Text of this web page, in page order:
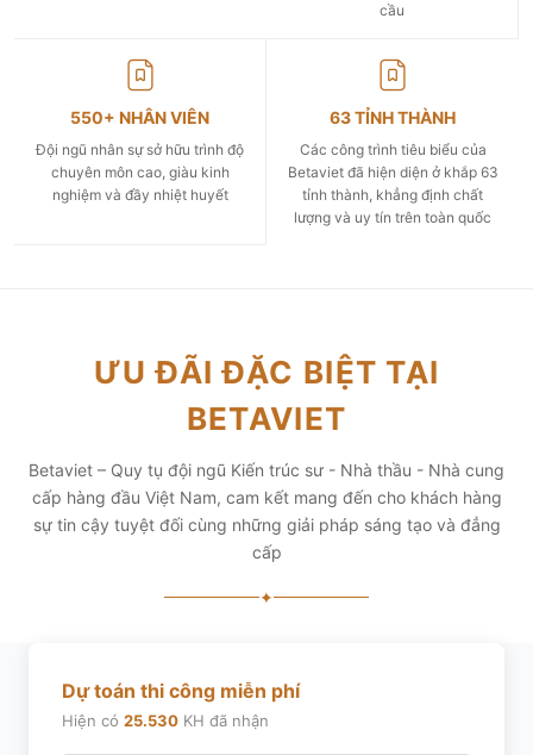
cầu
550+ NHÂN VIÊN
Đội ngũ nhân sự sở hữu trình độ
chuyên môn cao, giàu kinh
nghiệm và đầy nhiệt huyết
63 TỈNH THÀNH
Các công trình tiêu biểu của
Betaviet đã hiện diện ở khắp 63
tỉnh thành, khẳng định chất
lượng và uy tín trên toàn quốc
ƯU ĐÃI ĐẶC BIỆT TẠI
BETAVIET
Betaviet – Quy tụ đội ngũ Kiến trúc sư - Nhà thầu - Nhà cung
cấp hàng đầu Việt Nam, cam kết mang đến cho khách hàng
sự tin cậy tuyệt đối cùng những giải pháp sáng tạo và đẳng
cấp
✦
Dự toán thi công miễn phí
Hiện có 25.530 KH đã nhận